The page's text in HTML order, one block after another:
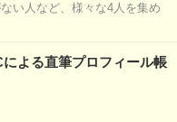
い人など、様々な4人を集め
による直筆プロフィール帳